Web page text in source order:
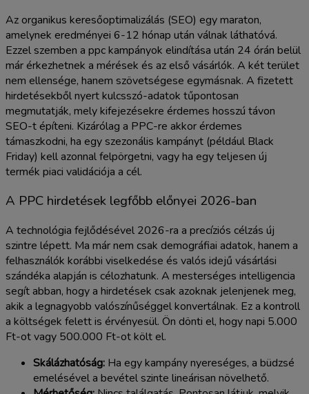
Az organikus keresőoptimalizálás (SEO) egy maraton,
amelynek eredményei 6-12 hónap után válnak láthatóvá.
Ezzel szemben a ppc kampányok elindítása után 24 órán belül
már érkezhetnek a mérések és az első vásárlók. A két terület
nem ellensége, hanem szövetségese egymásnak. A fizetett
hirdetésekből nyert kulcsszó-adatok tűpontosan
megmutatják, mely kifejezésekre érdemes hosszú távon
SEO-t építeni. Kizárólag a PPC-re akkor érdemes
támaszkodni, ha egy szezonális kampányt (például Black
Friday) kell azonnal felpörgetni, vagy ha egy teljesen új
termék piaci validációja a cél.
A PPC hirdetések legfőbb előnyei 2026-ban
A technológia fejlődésével 2026-ra a precíziós célzás új
szintre lépett. Ma már nem csak demográfiai adatok, hanem a
felhasználók korábbi viselkedése és valós idejű vásárlási
szándéka alapján is célozhatunk. A mesterséges intelligencia
segít abban, hogy a hirdetések csak azoknak jelenjenek meg,
akik a legnagyobb valószínűséggel konvertálnak. Ez a kontroll
a költségek felett is érvényesül. Ön dönti el, hogy napi 5.000
Ft-ot vagy 500.000 Ft-ot költ el.
Skálázhatóság: Ha egy kampány nyereséges, a büdzsé
emelésével a bevétel szinte lineárisan növelhető.